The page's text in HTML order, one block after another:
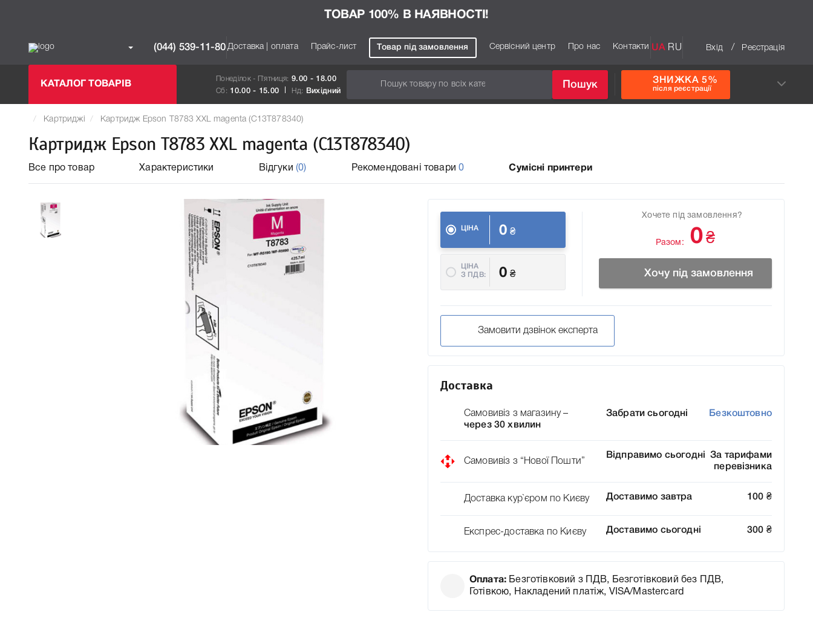
ТОВАР 100% В НАЯВНОСТІ!
(044) 539-11-80 Доставка | оплата Прайс-лист Товар під замовлення Сервісний центр Про нас Контакти UA RU Вхід / Реєстрація
КАТАЛОГ ТОВАРІВ
Понеділок - П`ятниця: 9.00 - 18.00
Сб: 10.00 - 15.00 Нд: Вихідний
Пошук ЗНИЖКА 5%
після реєстрації
Картриджі Картридж Epson T8783 XXL magenta (C13T878340)
Картридж Epson T8783 XXL magenta (C13T878340)
Все про товар Характеристики Відгуки (0) Рекомендовані товари 0 Сумісні принтери
ЦІНА 0 ₴
ЦІНА
З ПДВ:
0 ₴
Хочете під замовлення?
Разом: 0 ₴
Хочу під замовлення
Замовити дзвінок експерта
Доставка
Самовивіз з магазину –
через 30 хвилин
Забрати сьогодні Безкоштовно
Самовивіз з “Нової Пошти”
Відправимо сьогодні
За тарифами
перевізника
Доставка кур`єром по Києву Доставимо завтра 100 ₴
Експрес-доставка по Києву Доставимо сьогодні 300 ₴
Оплата: Безготівковий з ПДВ, Безготівковий без ПДВ,
Готівкою, Накладений платіж, VISA/Mastercard